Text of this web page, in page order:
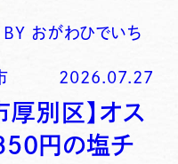
おがわひでいち
2026.07.27
厚別区】オス
円の塩チ